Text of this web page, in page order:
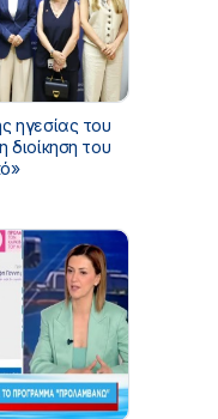
ηγεσίας του
διοίκηση του